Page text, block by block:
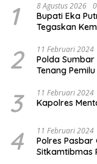
1 8 Agustus 2026
Bupati Eka
Tegaskan
2 11 Februari 2024
Polda
Tenang
3 11 Februari 2024
Kapolres
4 11 Februari 2024
Polres Pasbar
Sitkamtibmas